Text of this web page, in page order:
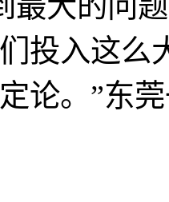
投入这么
论。”东